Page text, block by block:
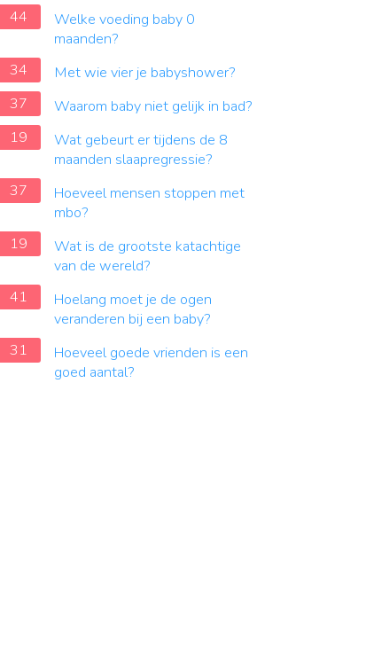
44
Welke voeding baby 0
maanden?
34
Met wie vier je babyshower?
37
Waarom baby niet gelijk in bad?
19
Wat gebeurt er tijdens de 8
maanden slaapregressie?
37
Hoeveel mensen stoppen met
mbo?
19
Wat is de grootste katachtige
van de wereld?
41
Hoelang moet je de ogen
veranderen bij een baby?
31
Hoeveel goede vrienden is een
goed aantal?